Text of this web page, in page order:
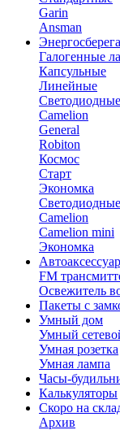
Garin
Ansman
Галогенные
Капсульные
Линейные
Camelion
General
Robiton
Космос
Старт
Экономка
Camelion
Camelion mini
Экономка
FM
Освежитель
Пакеты с
Умный дом
Умный
Умная розетка
Умная лампа
Часы-
Калькуляторы
Скоро на
Архив